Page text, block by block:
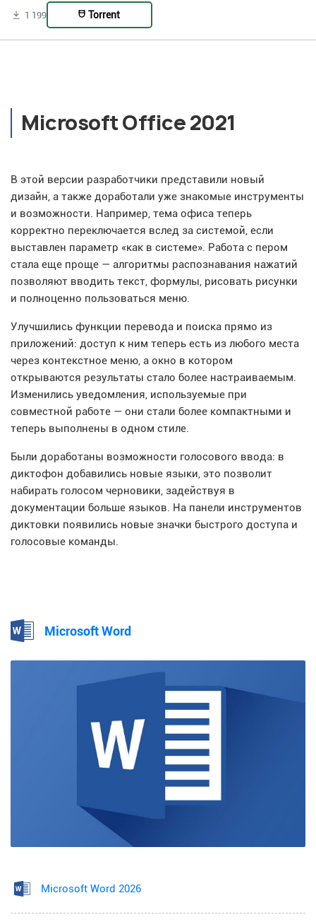
1 199 Torrent
Microsoft Office 2021
В этой версии разработчики представили новый
дизайн, а также доработали уже знакомые инструменты
и возможности. Например, тема офиса теперь
корректно переключается вслед за системой, если
выставлен параметр «как в системе». Работа с пером
стала еще проще — алгоритмы распознавания нажатий
позволяют вводить текст, формулы, рисовать рисунки
и полноценно пользоваться меню.
Улучшились функции перевода и поиска прямо из
приложений: доступ к ним теперь есть из любого места
через контекстное меню, а окно в котором
открываются результаты стало более настраиваемым.
Изменились уведомления, используемые при
совместной работе — они стали более компактными и
теперь выполнены в одном стиле.
Были доработаны возможности голосового ввода: в
диктофон добавились новые языки, это позволит
набирать голосом черновики, задействуя в
документации больше языков. На панели инструментов
диктовки появились новые значки быстрого доступа и
голосовые команды.
Microsoft Word
Microsoft Word 2026